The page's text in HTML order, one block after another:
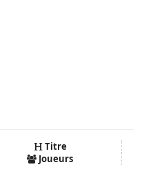
Titre
Joueurs